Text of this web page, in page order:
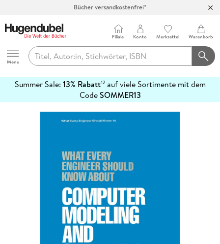
Bücher versandkostenfrei*
Abholung in über 100 Filialen
Hugendubel
Menu
Filiale Konto Merkzettel Warenkorb
Summer Sale: 13% Rabatt12auf viele Sortimente mit dem
CodeSOMMER13
erfahren